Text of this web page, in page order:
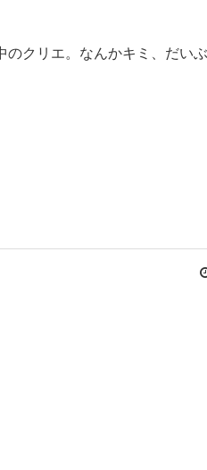
クリエ。なんかキミ、だいぶ